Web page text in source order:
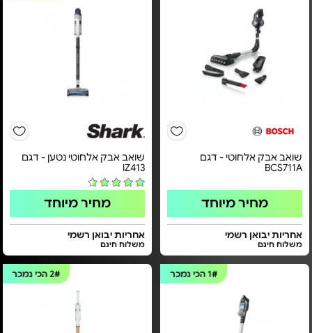
שואב אבק אלחוטי - דגם
BCS711A
מחיר מיוחד
אחריות יבואן רשמי
משלוח חינם
שואב אבק אלחוטי נטען - דגם
IZ413
מחיר מיוחד
אחריות יבואן רשמי
משלוח חינם
1#הכי נמכר 2#הכי נמכר